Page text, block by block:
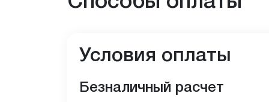
Условия оплаты
Безналичный расчет